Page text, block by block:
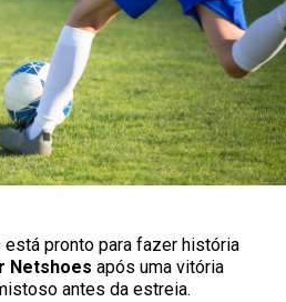
está pronto para fazer história
Netshoes após uma vitória
antes da estreia.